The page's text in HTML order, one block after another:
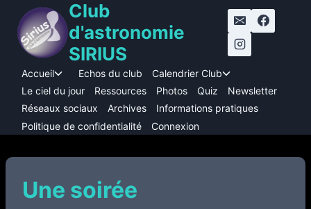
contenu
Club
d'astronomie
SIRIUS
Accueil
Ouvrir/fermer
le
menu
enfant
Echos du club Calendrier Club
le
menu
Le ciel du jour Ressources Photos Quiz
Newsletter
Réseaux sociaux
Archives
Informations pratiques
Politique de confidentialité
Connexion
Une soirée